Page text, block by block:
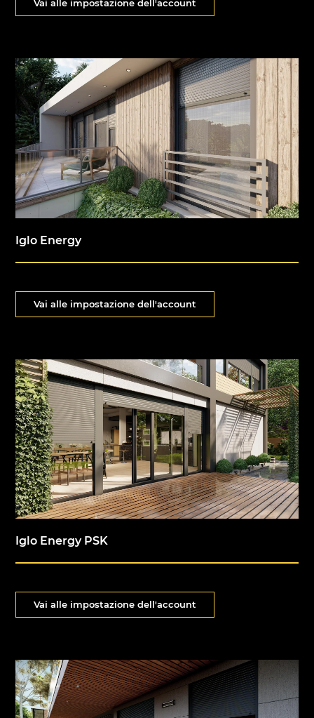
Vai alle impostazione dell'account
Iglo Energy
Vai alle impostazione dell'account
Iglo Energy PSK
Vai alle impostazione dell'account